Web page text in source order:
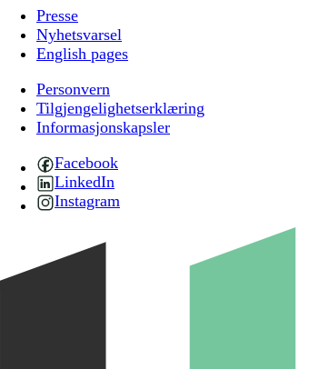
Presse
Nyhetsvarsel
English pages
Personvern
Tilgjengelighetserklæring
Informasjonskapsler
Facebook
LinkedIn
Instagram